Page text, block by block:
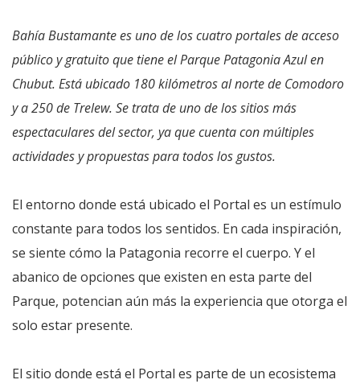
Bahía Bustamante es uno de los cuatro portales de acceso
público y gratuito que tiene el Parque Patagonia Azul en
Chubut. Está ubicado 180 kilómetros al norte de Comodoro
y a 250 de Trelew. Se trata de uno de los sitios más
espectaculares del sector, ya que cuenta con múltiples
actividades y propuestas para todos los gustos.
El entorno donde está ubicado el Portal es un estímulo
constante para todos los sentidos. En cada inspiración,
se siente cómo la Patagonia recorre el cuerpo. Y el
abanico de opciones que existen en esta parte del
Parque, potencian aún más la experiencia que otorga el
solo estar presente.
El sitio donde está el Portal es parte de un ecosistema